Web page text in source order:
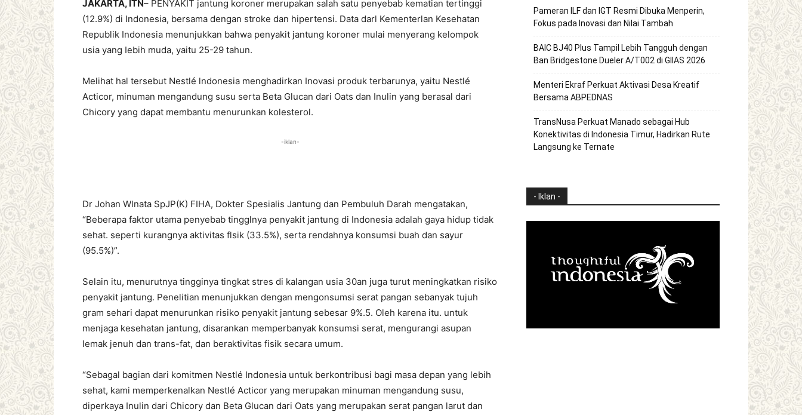
JAKARTA, ITN– PENYAKIT jantung koroner merupakan salah satu penyebab kematian tertinggi
(12.9%) di Indonesia, bersama dengan stroke dan hipertensi. Data darl Kementerlan Kesehatan
Republik Indonesia menunjukkan bahwa penyakit jantung koroner mulai menyerang kelompok
usia yang Iebih muda, yaitu 25-29 tahun.
Melihat hal tersebut Nestlé lndonesia menghadirkan Inovasi produk terbarunya, yaitu Nestlé
Acticor, minuman mengandung susu serta Beta Glucan dari Oats dan Inulin yang berasal dari
Chicory yang dapat membantu menurunkan kolesterol.
-iklan-
Dr Johan Wlnata SpJP(K) FIHA, Dokter Spesialis Jantung dan Pembuluh Darah mengatakan,
“Beberapa faktor utama penyebab tingglnya penyakit jantung di Indonesia adalah gaya hidup tidak
sehat. seperti kurangnya aktivitas flsik (33.5%), serta rendahnya konsumsi buah dan sayur
(95.5%)”.
Selain itu, menurutnya tingginya tingkat stres di kalangan usia 30an juga turut meningkatkan risiko
penyakit jantung. Penelitian menunjukkan dengan mengonsumsi serat pangan sebanyak tujuh
gram sehari dapat menurunkan risiko penyakit jantung sebesar 9%.5. Oleh karena itu. untuk
menjaga kesehatan jantung, disarankan memperbanyak konsumsi serat, mengurangi asupan
lemak jenuh dan trans-fat, dan beraktivitas fisik secara umum.
“Sebagal bagian dari komitmen Nestlé Indonesia untuk berkontribusi bagi masa depan yang lebih
sehat, kami memperkenalkan Nestlé Acticor yang merupakan minuman mengandung susu,
diperkaya Inulin dari Chicory dan Beta Glucan dari Oats yang merupakan serat pangan larut dan
Pameran ILF dan IGT Resmi Dibuka Menperin,
Fokus pada Inovasi dan Nilai Tambah
BAIC BJ40 Plus Tampil Lebih Tangguh dengan
Ban Bridgestone Dueler A/T002 di GIIAS 2026
Menteri Ekraf Perkuat Aktivasi Desa Kreatif
Bersama ABPEDNAS
TransNusa Perkuat Manado sebagai Hub
Konektivitas di Indonesia Timur, Hadirkan Rute
Langsung ke Ternate
- Iklan -